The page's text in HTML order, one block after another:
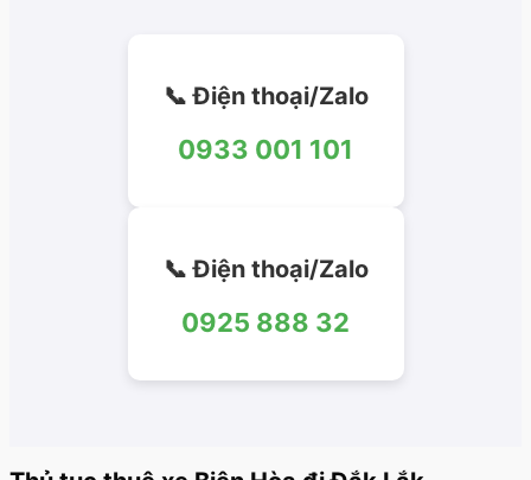
📞 Điện thoại/Zalo
0933 001 101
📞 Điện thoại/Zalo
0925 888 32